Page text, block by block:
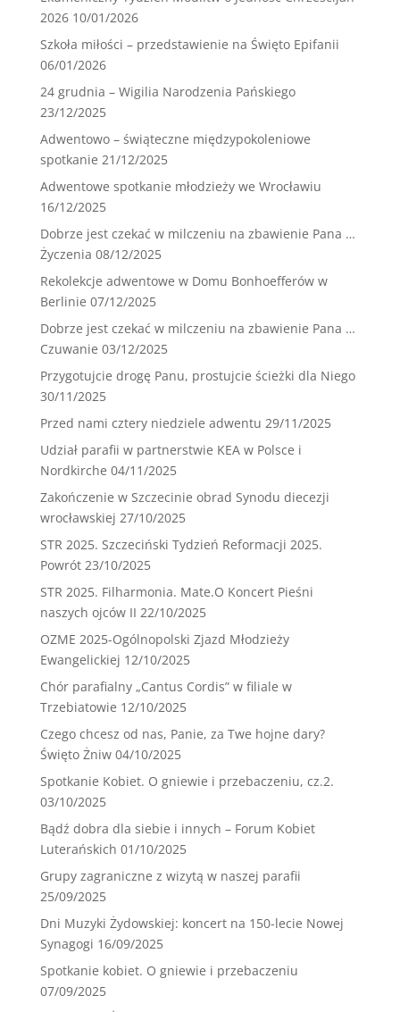
2026 10/01/2026
Szkoła miłości – przedstawienie na Święto Epifanii
06/01/2026
24 grudnia – Wigilia Narodzenia Pańskiego
23/12/2025
Adwentowo – świąteczne międzypokoleniowe
spotkanie 21/12/2025
Adwentowe spotkanie młodzieży we Wrocławiu
16/12/2025
Dobrze jest czekać w milczeniu na zbawienie Pana …
Życzenia 08/12/2025
Rekolekcje adwentowe w Domu Bonhoefferów w
Berlinie 07/12/2025
Dobrze jest czekać w milczeniu na zbawienie Pana …
Czuwanie 03/12/2025
Przygotujcie drogę Panu, prostujcie ścieżki dla Niego
30/11/2025
Przed nami cztery niedziele adwentu 29/11/2025
Udział parafii w partnerstwie KEA w Polsce i
Nordkirche 04/11/2025
Zakończenie w Szczecinie obrad Synodu diecezji
wrocławskiej 27/10/2025
STR 2025. Szczeciński Tydzień Reformacji 2025.
Powrót 23/10/2025
STR 2025. Filharmonia. Mate.O Koncert Pieśni
naszych ojców II 22/10/2025
OZME 2025-Ogólnopolski Zjazd Młodzieży
Ewangelickiej 12/10/2025
Chór parafialny „Cantus Cordis” w filiale w
Trzebiatowie 12/10/2025
Czego chcesz od nas, Panie, za Twe hojne dary?
Święto Żniw 04/10/2025
Spotkanie Kobiet. O gniewie i przebaczeniu, cz.2.
03/10/2025
Bądź dobra dla siebie i innych – Forum Kobiet
Luterańskich 01/10/2025
Grupy zagraniczne z wizytą w naszej parafii
25/09/2025
Dni Muzyki Żydowskiej: koncert na 150-lecie Nowej
Synagogi 16/09/2025
Spotkanie kobiet. O gniewie i przebaczeniu
07/09/2025